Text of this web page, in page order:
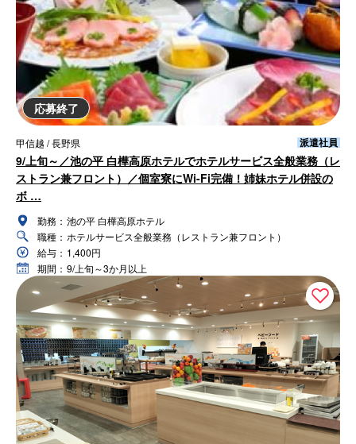
応募終了
甲信越 / 長野県 派遣社員
9/上旬～／池の平 白樺高原ホテルでホテルサービス全般業務（レ
ストラン兼フロント）／個室寮にWi-Fi完備！姉妹ホテル併設の
ボ …
勤務： 池の平 白樺高原ホテル
職種： ホテルサービス全般業務（レストラン兼フロント）
給与： 1,400円
期間： 9/上旬～3か月以上